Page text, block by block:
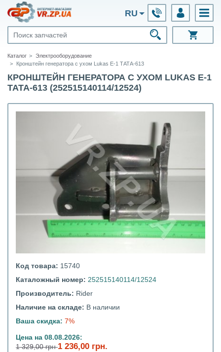
RU
Каталог
Электрооборудование
Кронштейн генератора с ухом Lukas Е-1 ТАТА-613
КРОНШТЕЙН ГЕНЕРАТОРА С УХОМ LUKAS Е-1
ТАТА-613 (252515140114/12524)
Код товара: 15740
Каталожный номер: 252515140114/12524
Производитель: Rider
Наличие на складе: В наличии
Ваша скидка: 7%
Цена на 08.08.2026:
1 329,00 грн1 236,00 грн.